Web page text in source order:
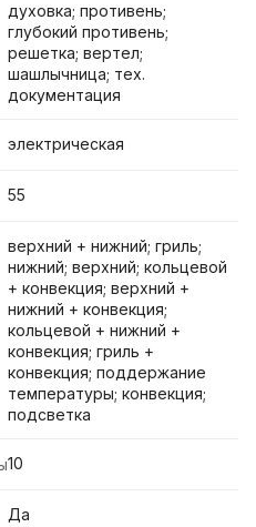
духовка; противень;
глубокий противень;
решетка; вертел;
шашлычница; тех.
документация
электрическая
55
верхний + нижний; гриль;
нижний; верхний; кольцевой
+ конвекция; верхний +
нижний + конвекция;
кольцевой + нижний +
конвекция; гриль +
конвекция; поддержание
температуры; конвекция;
подсветка
10
Да